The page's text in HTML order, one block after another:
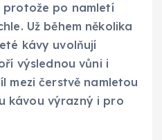
po namletí
Už během několika
kávy uvolňují
výslednou vůni i
mezi čerstvě namletou
kávou výrazný i pro